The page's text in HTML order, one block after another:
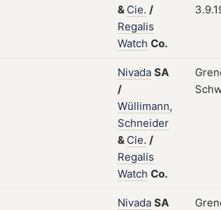
& Cie. /
Regalis
Watch Co.
Nivada SA
/
Wüllimann,
Schneider
& Cie. /
Regalis
Watch Co.
Nivada SA